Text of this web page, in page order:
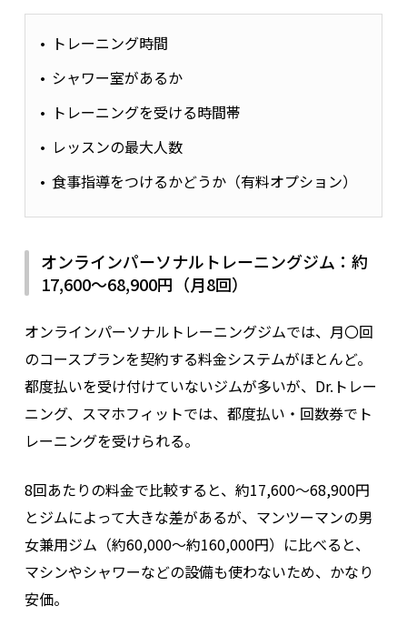
トレーニング時間
シャワー室があるか
トレーニングを受ける時間帯
レッスンの最大人数
食事指導をつけるかどうか（有料オプション）
オンラインパーソナルトレーニングジム：約
17,600〜68,900円（月8回）
オンラインパーソナルトレーニングジムでは、月〇回
のコースプランを契約する料金システムがほとんど。
都度払いを受け付けていないジムが多いが、Dr.トレー
ニング、スマホフィットでは、都度払い・回数券でト
レーニングを受けられる。
8回あたりの料金で比較すると、約17,600〜68,900円
とジムによって大きな差があるが、マンツーマンの男
女兼用ジム（約60,000～約160,000円）に比べると、
マシンやシャワーなどの設備も使わないため、かなり
安価。